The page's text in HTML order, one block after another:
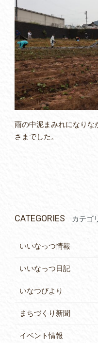
雨の中泥まみれになりな
さまでした。
CATEGORIES カテゴ
いいなっつ情報
いいなっつ日記
いなつびより
まちづくり新聞
イベント情報